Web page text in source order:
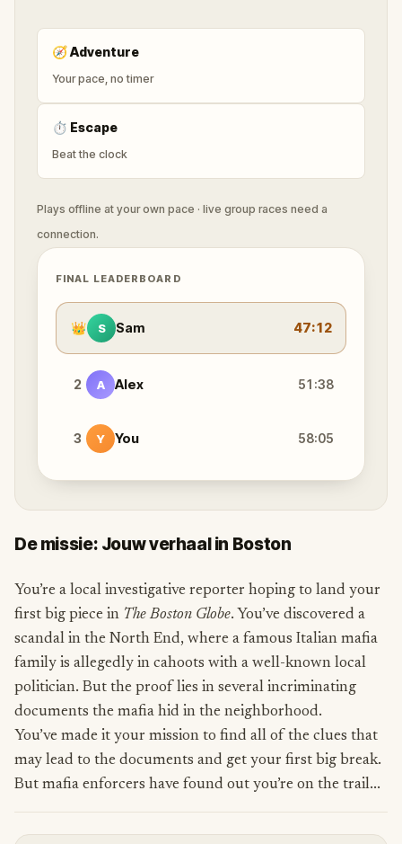
🧭Adventure
Your pace, no timer
⏱ Escape
Beat the clock
Plays offline at your own pace · live group races need a
connection.
FINAL LEADERBOARD
👑 S Sam 47:12
2 A Alex 51:38
3 Y You 58:05
De missie: Jouw verhaal in Boston
You’re a local investigative reporter hoping to land your
first big piece in The Boston Globe. You’ve discovered a
scandal in the North End, where a famous Italian mafia
family is allegedly in cahoots with a well-known local
politician. But the proof lies in several incriminating
documents the mafia hid in the neighborhood.
You’ve made it your mission to find all of the clues that
may lead to the documents and get your first big break.
But mafia enforcers have found out you’re on the trail...